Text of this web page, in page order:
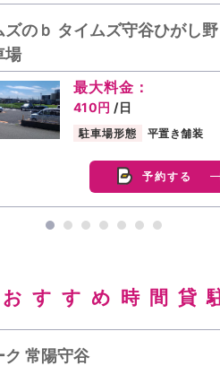
ズのｂ タイムズ守谷ひがし
場
最大料金：
410円 /日
駐車場形態 平置き舗装
予約する
すすめ時間貸
ク 常陽守谷